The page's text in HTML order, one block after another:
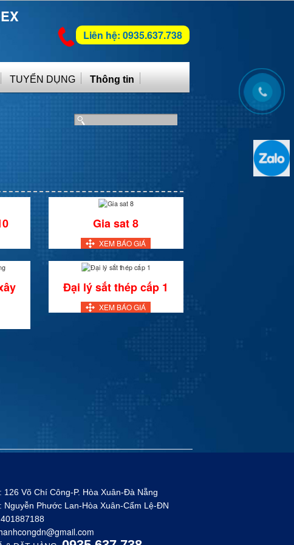
Liên hệ: 0935.637.738
TUYỂN DỤNG Thông tin
Gia sat 8
XEM BÁO GIÁ
Đại lý sắt thép cấp 1
XEM BÁO GIÁ
126 Võ Chí Công-P. Hòa Xuân-Đà Nẵng
Nguyễn Phước Lan-Hòa Xuân-Cẩm Lệ-ĐN